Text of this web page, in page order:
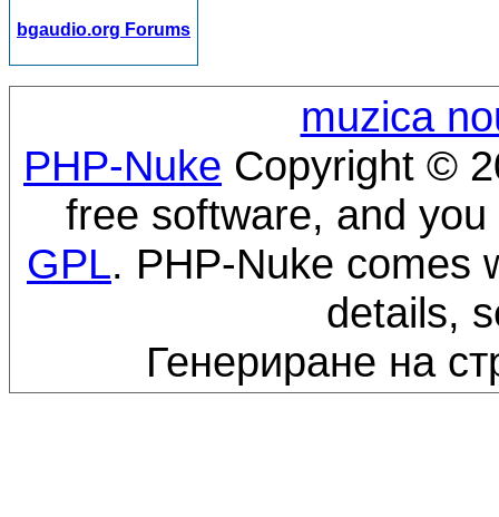
bgaudio.org Forums
muzica
PHP-Nuke Copyright ©
free software, and
GPL. PHP-Nuke comes
details,
Генериране на